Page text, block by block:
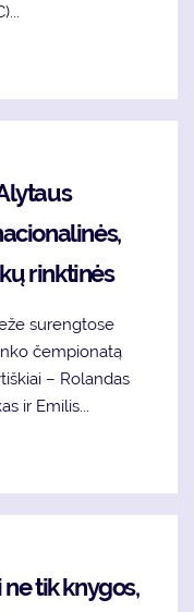
rinktinės
surengtose
čempionatą
– Rolandas
ir Emilis...
tik kny­gos,